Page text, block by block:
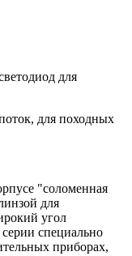
для
для походных
"соломенная
для
угол
специально
приборах,